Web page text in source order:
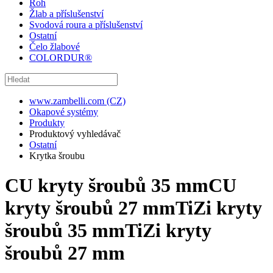
Roh
Žlab a příslušenství
Svodová roura a příslušenství
Ostatní
Čelo žlabové
COLORDUR®
www.zambelli.com (CZ)
Okapové systémy
Produkty
Produktový vyhledávač
Ostatní
Krytka šroubu
CU kryty šroubů 35 mmCU
kryty šroubů 27 mmTiZi kryty
šroubů 35 mmTiZi kryty
šroubů 27 mm